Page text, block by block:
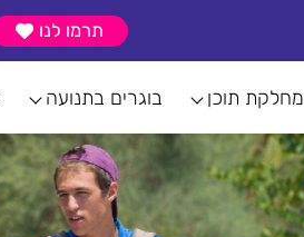
תרמו לנו
מחלקת תוכן בוגרים בתנועה